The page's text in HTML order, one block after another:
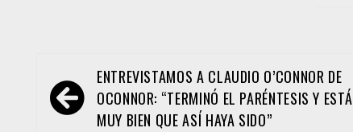
Navegación
de
ENTREVISTAMOS A CLAUDIO O’CONNOR DE
OCONNOR: “TERMINÓ EL PARÉNTESIS Y ESTÁ
MUY BIEN QUE ASÍ HAYA SIDO”